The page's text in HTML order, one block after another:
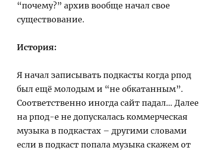
“почему?” архив вообще начал свое
существование.
История:
Я начал записывать подкасты когда рпод
был ещё молодым и “не обкатанным”.
Соответственно иногда сайт падал… Далее
на рпод-е не допускалась коммерческая
музыка в подкастах – другими словами
если в подкаст попала музыка скажем от